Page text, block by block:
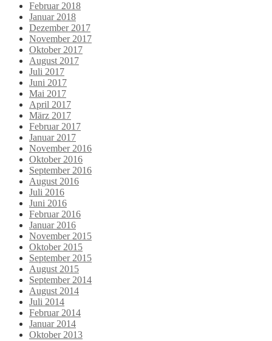
Februar 2018
Januar 2018
Dezember 2017
November 2017
Oktober 2017
August 2017
Juli 2017
Juni 2017
Mai 2017
April 2017
März 2017
Februar 2017
Januar 2017
November 2016
Oktober 2016
September 2016
August 2016
Juli 2016
Juni 2016
Februar 2016
Januar 2016
November 2015
Oktober 2015
September 2015
August 2015
September 2014
August 2014
Juli 2014
Februar 2014
Januar 2014
Oktober 2013